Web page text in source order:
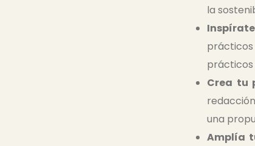
la
prácticos
Crea tu
una
Amplía